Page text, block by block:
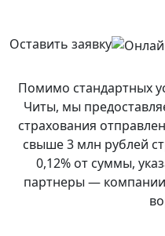
Оставить заявку
Помимо стандартных
Читы, мы
страхования
свыше 3 млн рублей
0,12% от суммы,
партнеры — компании